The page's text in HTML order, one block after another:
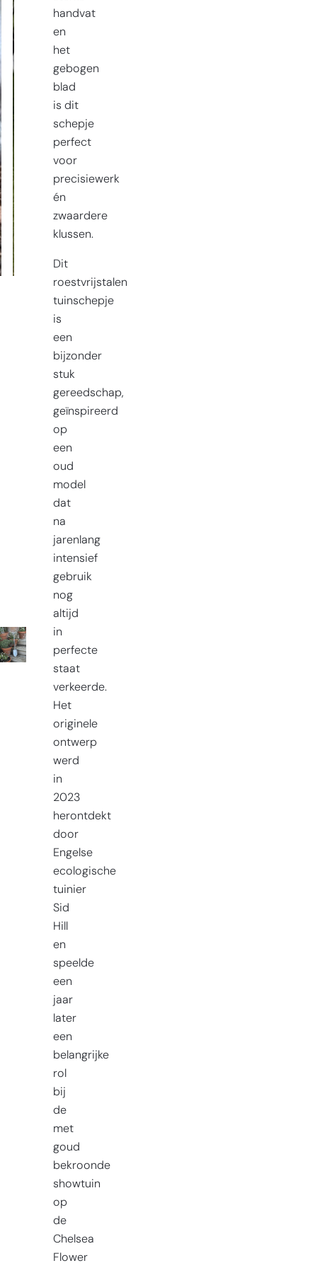
handvat
en
het
gebogen
blad
is dit
schepje
perfect
voor
precisiewerk
én
zwaardere
klussen.
Dit
roestvrijstalen
tuinschepje
is
een
bijzonder
stuk
gereedschap,
geïnspireerd
op
een
oud
model
dat
na
jarenlang
intensief
gebruik
nog
altijd
in
perfecte
staat
verkeerde.
Het
originele
ontwerp
werd
in
2023
herontdekt
door
Engelse
ecologische
tuinier
Sid
Hill
en
speelde
een
jaar
later
een
belangrijke
rol
bij
de
met
goud
bekroonde
showtuin
op
de
Chelsea
Flower